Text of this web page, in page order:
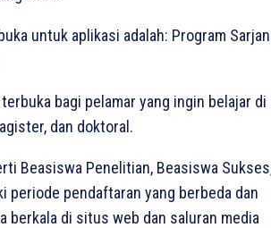
untuk aplikasi adalah: Program
bagi pelamar yang ingin belajar di
dan doktoral.
Beasiswa Penelitian, Beasiswa
periode pendaftaran yang berbeda dan
berkala di situs web dan saluran media